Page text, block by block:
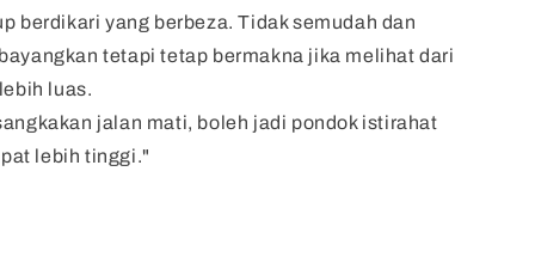
berdikari yang berbeza. Tidak semudah dan
tetapi tetap bermakna jika melihat dari
luas.
jalan mati, boleh jadi pondok istirahat
lebih tinggi."